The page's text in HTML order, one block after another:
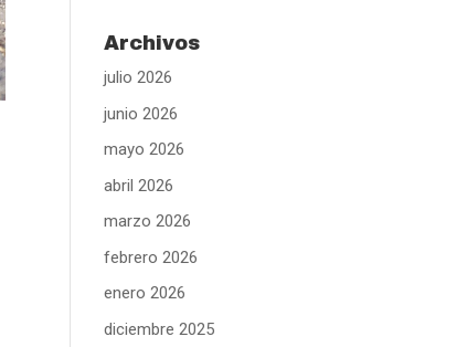
Archivos
julio 2026
junio 2026
mayo 2026
abril 2026
marzo 2026
febrero 2026
enero 2026
diciembre 2025